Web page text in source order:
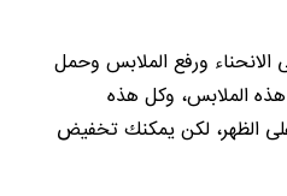
ورفع الملابس وحمل
هذه الملابس، وكل هذه
الظهر، لكن يمكنك تخفيض